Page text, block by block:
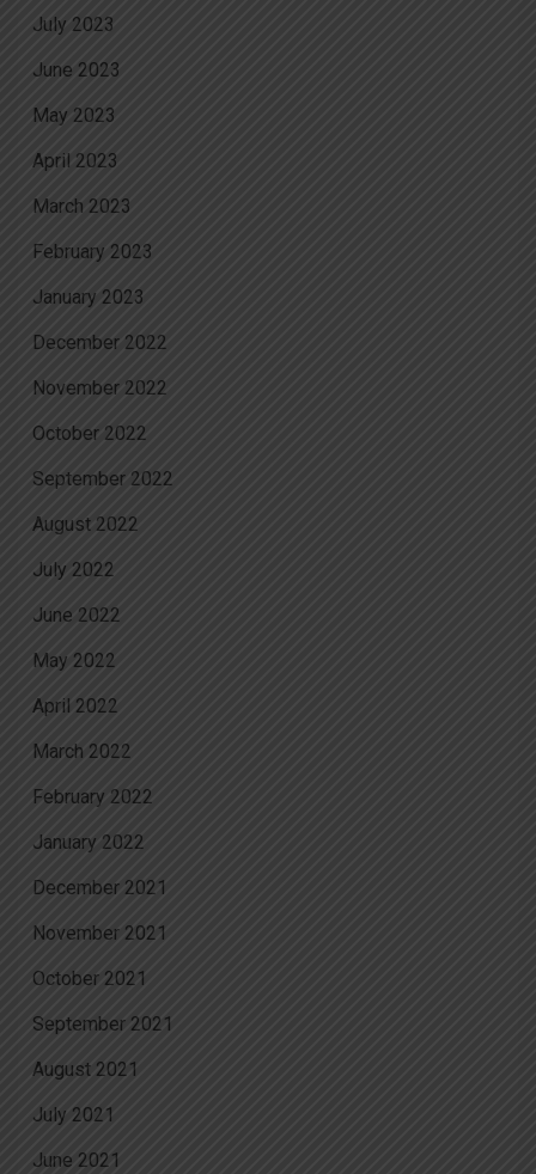
July 2023
June 2023
May 2023
April 2023
March 2023
February 2023
January 2023
December 2022
November 2022
October 2022
September 2022
August 2022
July 2022
June 2022
May 2022
April 2022
March 2022
February 2022
January 2022
December 2021
November 2021
October 2021
September 2021
August 2021
July 2021
June 2021